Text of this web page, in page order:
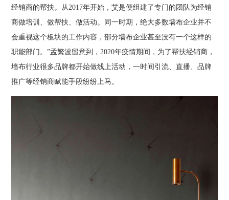
经销商的帮扶。从2017年开始，艾是便组建了专门的团队为经销
商做培训、做帮扶、做活动。同一时期，绝大多数墙布企业并不
会重视这个板块的工作内容，部分墙布企业甚至没有一个这样的
职能部门。”孟繁波留意到，2020年疫情期间，为了帮扶经销商，
墙布行业很多品牌都开始做线上活动，一时间引流、直播、品牌
推广等经销商赋能手段纷纷上马。